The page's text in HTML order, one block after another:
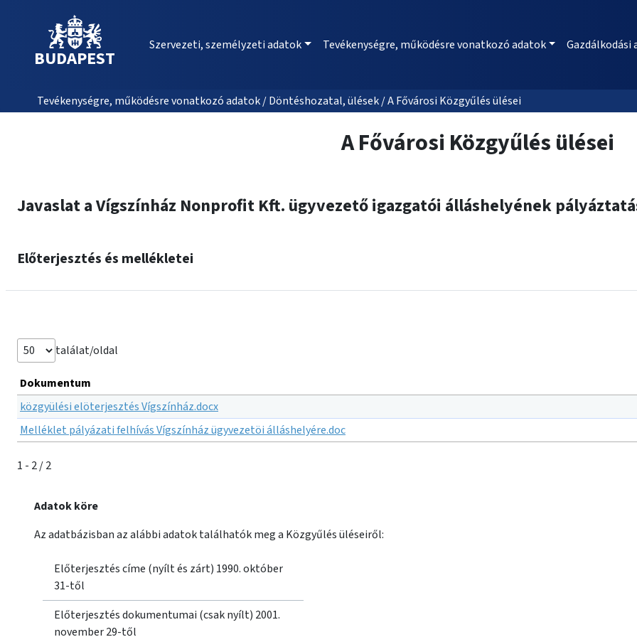
BUDAPEST
Szervezeti, személyzeti adatok Tevékenységre, működésre vonatkozó adatok Gazdálkodási
Tevékenységre, működésre vonatkozó adatok / Döntéshozatal, ülések / A Fővárosi Közgyűlés ülései
A Fővárosi Közgyűlés ülései
Javaslat a Vígszínház Nonprofit Kft. ügyvezető igazgatói álláshelyének
Előterjesztés és mellékletei
találat/oldal
Dokumentum
közgyülési elöterjesztés Vígszínház.docx
Melléklet pályázati felhívás Vígszínház ügyvezetöi álláshelyére.doc
1 - 2 / 2
Adatok köre
Az adatbázisban az alábbi adatok találhatók meg a Közgyűlés üléseiről:
Előterjesztés címe (nyílt és zárt) 1990. október
31-től
Előterjesztés dokumentumai (csak nyílt) 2001.
november 29-től